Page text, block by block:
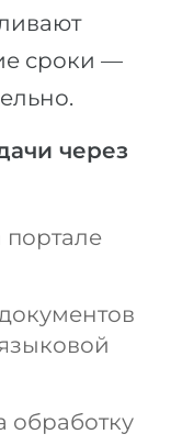
сроки —
через
портале
обработку